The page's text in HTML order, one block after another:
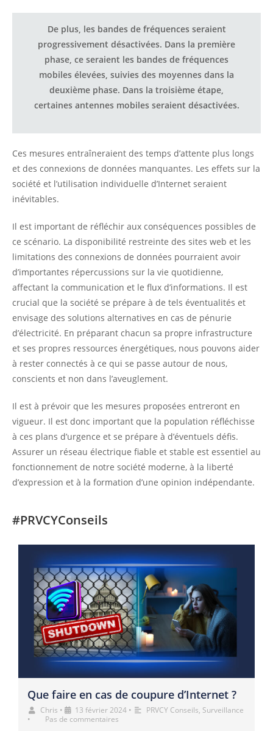
De plus, les bandes de fréquences seraient
progressivement désactivées. Dans la première
phase, ce seraient les bandes de fréquences
mobiles élevées, suivies des moyennes dans la
deuxième phase. Dans la troisième étape,
certaines antennes mobiles seraient désactivées.
Ces mesures entraîneraient des temps d’attente plus longs
et des connexions de données manquantes. Les effets sur la
société et l’utilisation individuelle d’Internet seraient
inévitables.
Il est important de réfléchir aux conséquences possibles de
ce scénario. La disponibilité restreinte des sites web et les
limitations des connexions de données pourraient avoir
d’importantes répercussions sur la vie quotidienne,
affectant la communication et le flux d’informations. Il est
crucial que la société se prépare à de tels éventualités et
envisage des solutions alternatives en cas de pénurie
d’électricité. En préparant chacun sa propre infrastructure
et ses propres ressources énergétiques, nous pouvons aider
à rester connectés à ce qui se passe autour de nous,
conscients et non dans l’aveuglement.
Il est à prévoir que les mesures proposées entreront en
vigueur. Il est donc important que la population réfléchisse
à ces plans d’urgence et se prépare à d’éventuels défis.
Assurer un réseau électrique fiable et stable est essentiel au
fonctionnement de notre société moderne, à la liberté
d’expression et à la formation d’une opinion indépendante.
#PRVCYConseils
Que faire en cas de coupure d’Internet ?
Chris • 13 février 2024 • PRVCY Conseils, Surveillance
•
Pas de commentaires